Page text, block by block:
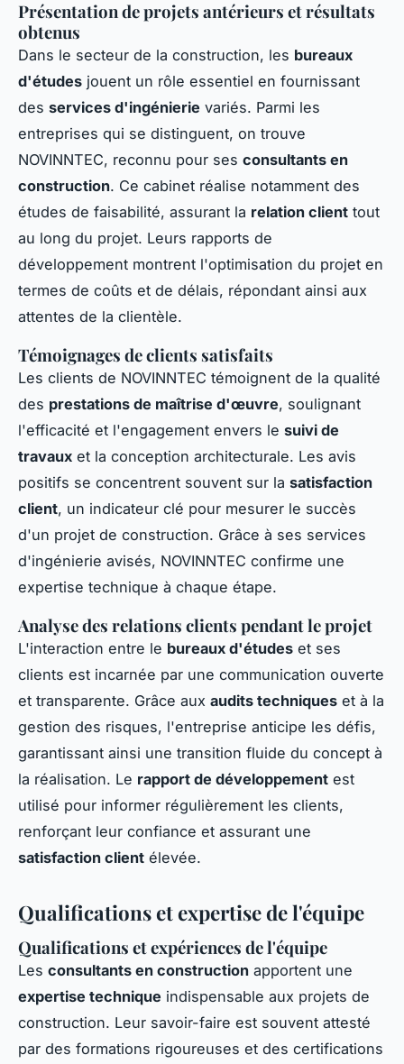
Présentation de projets antérieurs et résultats
obtenus
Dans le secteur de la construction, les bureaux
d'études jouent un rôle essentiel en fournissant
des services d'ingénierie variés. Parmi les
entreprises qui se distinguent, on trouve
NOVINNTEC, reconnu pour ses consultants en
construction. Ce cabinet réalise notamment des
études de faisabilité, assurant la relation client tout
au long du projet. Leurs rapports de
développement montrent l'optimisation du projet en
termes de coûts et de délais, répondant ainsi aux
attentes de la clientèle.
Témoignages de clients satisfaits
Les clients de NOVINNTEC témoignent de la qualité
des prestations de maîtrise d'œuvre, soulignant
l'efficacité et l'engagement envers le suivi de
travaux et la conception architecturale. Les avis
positifs se concentrent souvent sur la satisfaction
client, un indicateur clé pour mesurer le succès
d'un projet de construction. Grâce à ses services
d'ingénierie avisés, NOVINNTEC confirme une
expertise technique à chaque étape.
Analyse des relations clients pendant le projet
L'interaction entre le bureaux d'études et ses
clients est incarnée par une communication ouverte
et transparente. Grâce aux audits techniques et à la
gestion des risques, l'entreprise anticipe les défis,
garantissant ainsi une transition fluide du concept à
la réalisation. Le rapport de développement est
utilisé pour informer régulièrement les clients,
renforçant leur confiance et assurant une
satisfaction client élevée.
Qualifications et expertise de l'équipe
Qualifications et expériences de l'équipe
Les consultants en construction apportent une
expertise technique indispensable aux projets de
construction. Leur savoir-faire est souvent attesté
par des formations rigoureuses et des certifications